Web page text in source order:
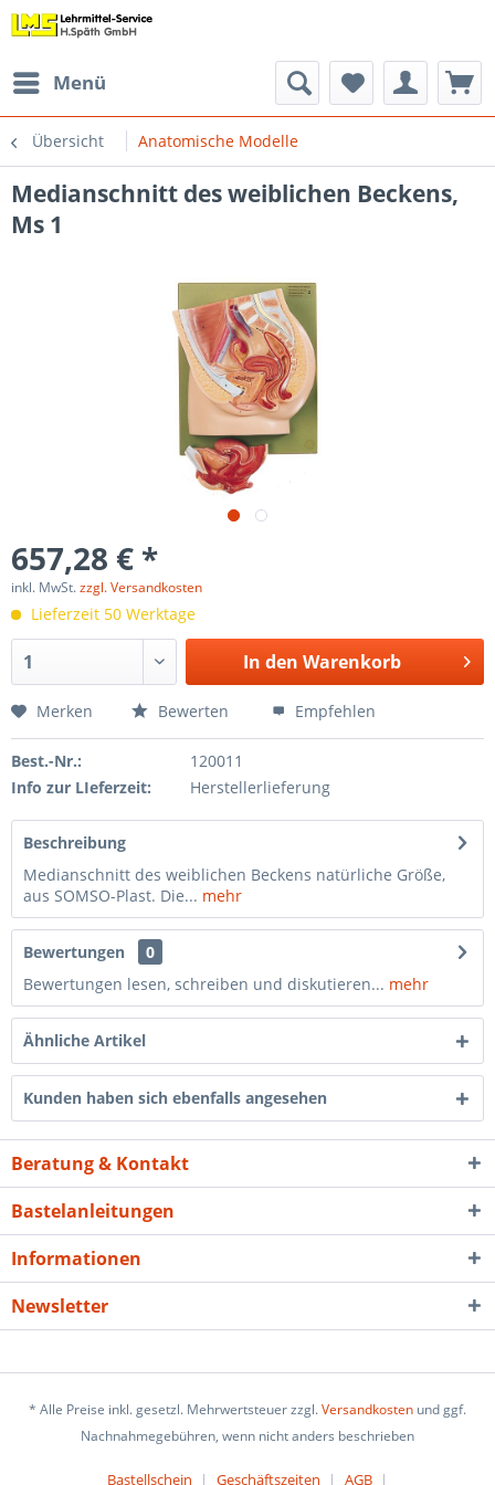
Menü
Übersicht Anatomische Modelle
Medianschnitt des weiblichen Beckens,
Ms 1
657,28 € *
inkl. MwSt.zzgl. Versandkosten
Lieferzeit 50 Werktage
In den Warenkorb
Merken Bewerten Empfehlen
Best.-Nr.:
120011
Info zur LIeferzeit:
Herstellerlieferung
Beschreibung
Medianschnitt des weiblichen Beckens natürliche Größe,
aus SOMSO-Plast. Die... mehr
Bewertungen
0
Bewertungen lesen, schreiben und diskutieren... mehr
Ähnliche Artikel
Kunden haben sich ebenfalls angesehen
Beratung & Kontakt
Bastelanleitungen
Informationen
Newsletter
* Alle Preise inkl. gesetzl. Mehrwertsteuer zzgl.Versandkosten und ggf.
Nachnahmegebühren, wenn nicht anders beschrieben
Bastellschein Geschäftszeiten AGB